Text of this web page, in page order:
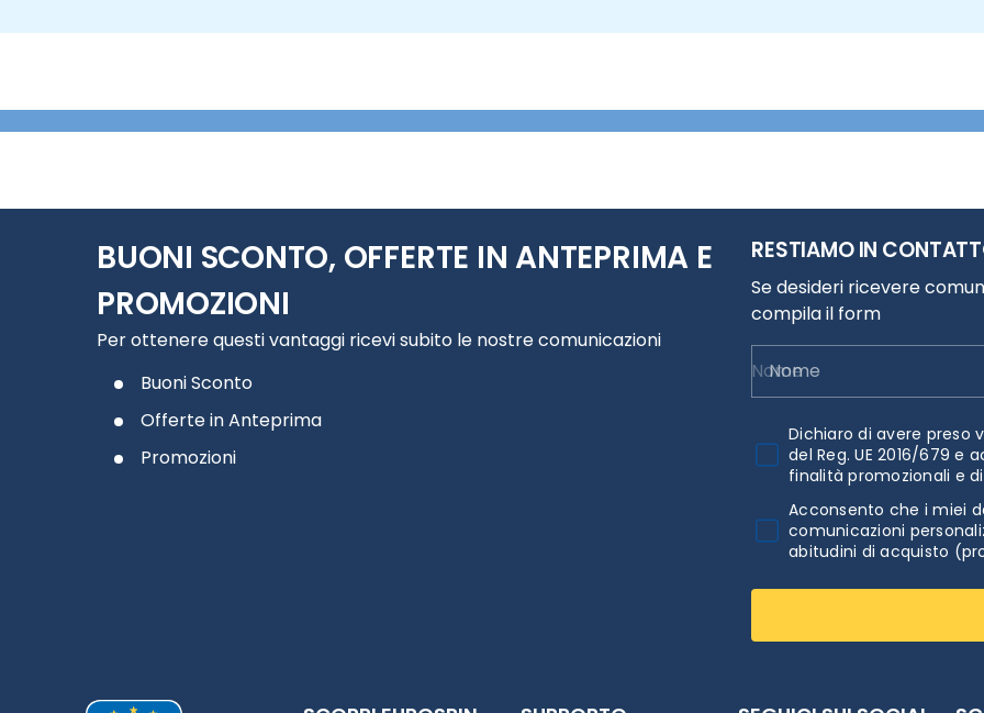
BUONI SCONTO, OFFERTE IN ANTEPRIMA E
PROMOZIONI
Per ottenere questi vantaggi ricevi subito le nostre comunicazioni
Buoni Sconto
Offerte in Anteprima
Promozioni
RESTIAMO IN
Se desideri ricevere
compila il form
Nome
Dichiaro di avere preso
del Reg. UE 2016/679
finalità promozionali e
Acconsento che i miei
comunicazioni
abitudini di acquisto